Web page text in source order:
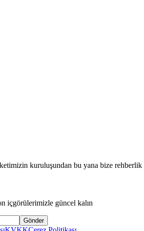
kuruluşundan bu yana bize
içgörülerimizle güncel kalın
Gönder